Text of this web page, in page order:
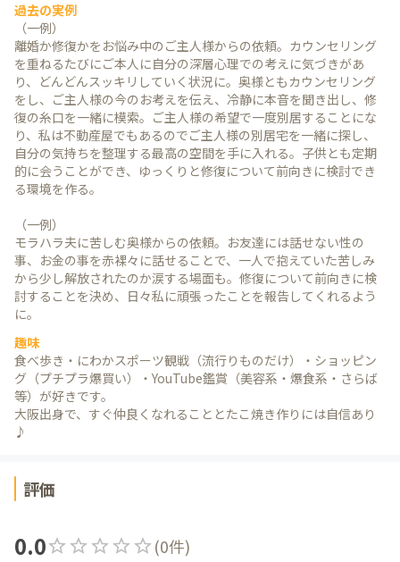
過去の実例
（一例）
離婚か修復かをお悩み中のご主人様からの依頼。カウンセリング
を重ねるたびにご本人に自分の深層心理での考えに気づきがあ
り、どんどんスッキリしていく状況に。奥様ともカウンセリング
をし、ご主人様の今のお考えを伝え、冷静に本音を聞き出し、修
復の糸口を一緒に模索。ご主人様の希望で一度別居することにな
り、私は不動産屋でもあるのでご主人様の別居宅を一緒に探し、
自分の気持ちを整理する最高の空間を手に入れる。子供とも定期
的に会うことができ、ゆっくりと修復について前向きに検討でき
る環境を作る。
（一例）
モラハラ夫に苦しむ奥様からの依頼。お友達には話せない性の
事、お金の事を赤裸々に話せることで、一人で抱えていた苦しみ
から少し解放されたのか涙する場面も。修復について前向きに検
討することを決め、日々私に頑張ったことを報告してくれるよう
に。
趣味
食べ歩き・にわかスポーツ観戦（流行りものだけ）・ショッピン
グ（プチプラ爆買い）・YouTube鑑賞（美容系・爆食系・さらば
等）が好きです。
大阪出身で、すぐ仲良くなれることとたこ焼き作りには自信あり
♪
評価
0.0 (0件)